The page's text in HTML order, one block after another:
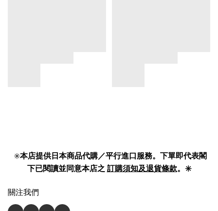
✳️本店提供日本商品代購／平行進口服務。下單即代表閣
下已閱讀並同意本店之 訂購須知及退貨條款。✳️
關注我們